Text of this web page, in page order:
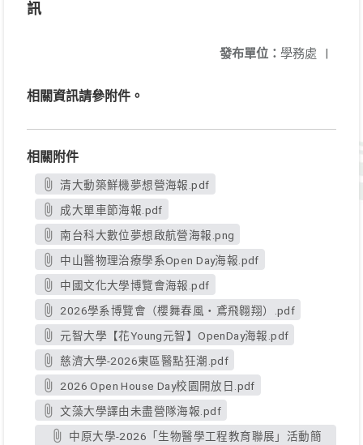
訊
發布單位： 學務處 |
相關資訊請參附件。
相關附件
清大動築鮮機夢想營海報.pdf
成大單車節海報.pdf
南台科大數位夢想啟航營海報.png
中山醫物理治療學系Open Day海報.pdf
中國文化大學博覽會海報.pdf
2026學系博覽會（櫻舞春風・鳶飛翱翔）.pdf
元智大學【花Young元智】OpenDay海報.pdf
慈濟大學-2026東區醫點狂潮.pdf
2026 Open House Day校園開放日.pdf
文藻大學譯由未盡營隊海報.pdf